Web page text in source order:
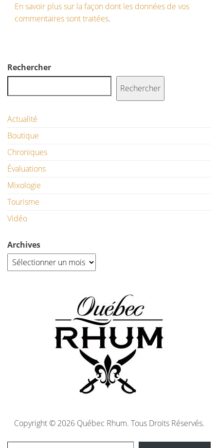
En savoir plus sur la façon dont les données de vos
commentaires sont traitées.
Rechercher
Rechercher
Actualité
Boutique
Chroniques
Évaluations
Mixologie
Tourisme
Vidéo
Archives
Copyright © 2026 Québec Rhum. Tous Droits Réservés.